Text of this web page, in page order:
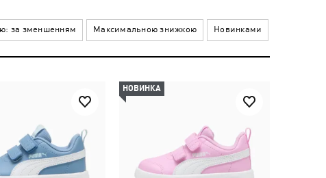
за зменшенням Максимальною знижкою Новинками
НОВИНКА